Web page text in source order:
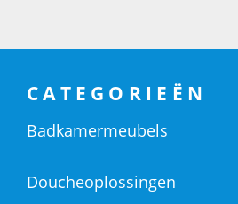
CATEGORIEËN
Badkamermeubels
Doucheoplossingen